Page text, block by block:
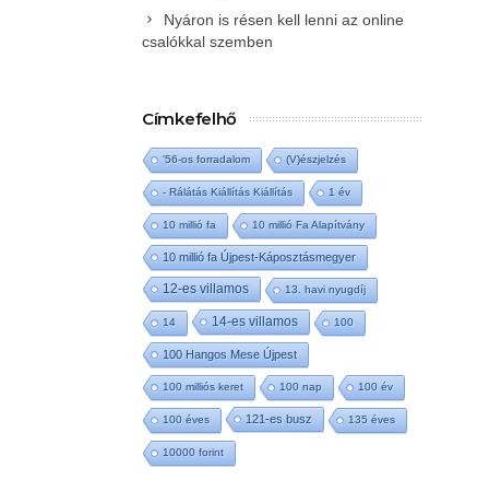
Nyáron is résen kell lenni az online
csalókkal szemben
Címkefelhő
'56-os forradalom (V)észjelzés
- Rálátás Kiállítás Kiállítás 1 év
10 millió fa 10 millió Fa Alapítvány
10 millió fa Újpest-Káposztásmegyer
12-es villamos 13. havi nyugdíj
14 14-es villamos 100
100 Hangos Mese Újpest
100 milliós keret 100 nap 100 év
100 éves 121-es busz 135 éves
10000 forint